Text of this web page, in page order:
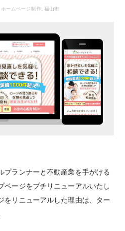
ホームページ制作,福山市
プランナーと不動産業を手がける
ページをプチリニューアルいたし
をリニューアルした理由は、ター